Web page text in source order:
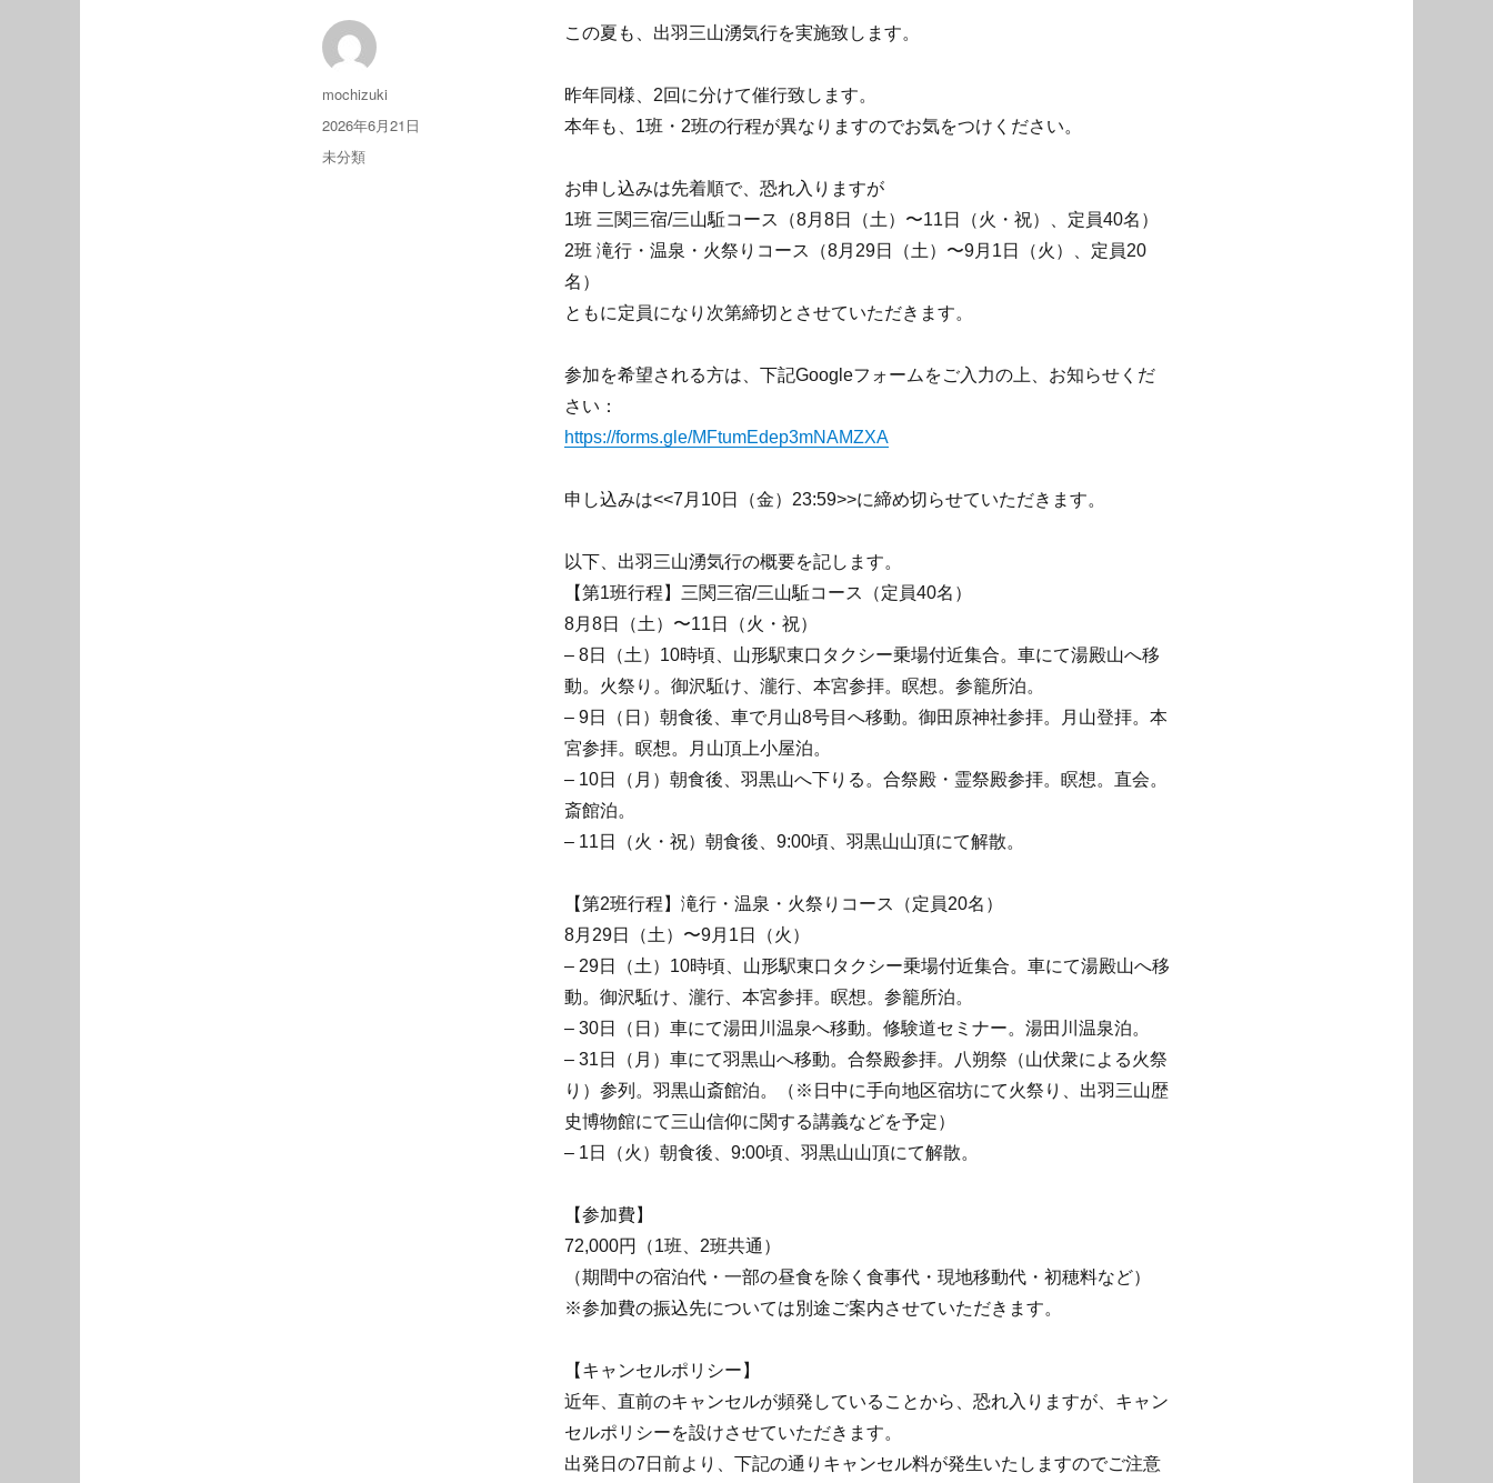
この夏も、出羽三山湧気行を実施致します。
昨年同様、2回に分けて催行致します。
本年も、1班・2班の行程が異なりますのでお気をつけください。
お申し込みは先着順で、恐れ入りますが
1班 三関三宿/三山駈コース（8月8日（土）〜11日（火・祝）、定員40名）
2班 滝行・温泉・火祭りコース（8月29日（土）〜9月1日（火）、定員20
名）
ともに定員になり次第締切とさせていただきます。
参加を希望される方は、下記Googleフォームをご入力の上、お知らせくだ
さい：
https://forms.gle/MFtumEdep3mNAMZXA
申し込みは<<7月10日（金）23:59>>に締め切らせていただきます。
以下、出羽三山湧気行の概要を記します。
【第1班行程】三関三宿/三山駈コース（定員40名）
8月8日（土）〜11日（火・祝）
– 8日（土）10時頃、山形駅東口タクシー乗場付近集合。車にて湯殿山へ移
動。火祭り。御沢駈け、瀧行、本宮参拝。瞑想。参籠所泊。
– 9日（日）朝食後、車で月山8号目へ移動。御田原神社参拝。月山登拝。本
宮参拝。瞑想。月山頂上小屋泊。
– 10日（月）朝食後、羽黒山へ下りる。合祭殿・霊祭殿参拝。瞑想。直会。
斎館泊。
– 11日（火・祝）朝食後、9:00頃、羽黒山山頂にて解散。
【第2班行程】滝行・温泉・火祭りコース（定員20名）
8月29日（土）〜9月1日（火）
– 29日（土）10時頃、山形駅東口タクシー乗場付近集合。車にて湯殿山へ移
動。御沢駈け、瀧行、本宮参拝。瞑想。参籠所泊。
– 30日（日）車にて湯田川温泉へ移動。修験道セミナー。湯田川温泉泊。
– 31日（月）車にて羽黒山へ移動。合祭殿参拝。八朔祭（山伏衆による火祭
り）参列。羽黒山斎館泊。（※日中に手向地区宿坊にて火祭り、出羽三山歴
史博物館にて三山信仰に関する講義などを予定）
– 1日（火）朝食後、9:00頃、羽黒山山頂にて解散。
【参加費】
72,000円（1班、2班共通）
（期間中の宿泊代・一部の昼食を除く食事代・現地移動代・初穂料など）
※参加費の振込先については別途ご案内させていただきます。
【キャンセルポリシー】
近年、直前のキャンセルが頻発していることから、恐れ入りますが、キャン
セルポリシーを設けさせていただきます。
出発日の7日前より、下記の通りキャンセル料が発生いたしますのでご注意
投
稿
mochizuki
投
稿
日:
2026年6月21日
カ
未分類